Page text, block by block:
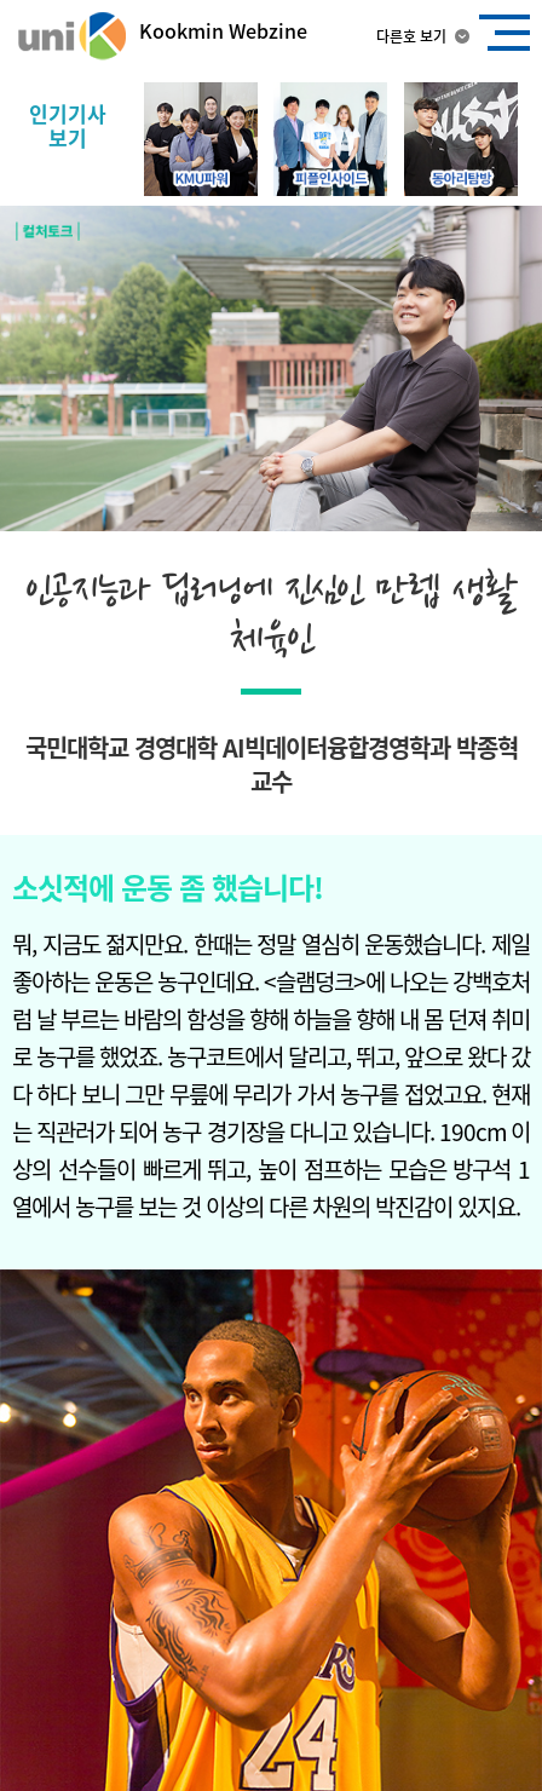
Kookmin Webzine 다른호 보기
인기기사
보기
인공지능과 딥러닝에 진심인 만렙 생활
체육인
국민대학교 경영대학 AI빅데이터융합경영학과 박종혁
교수
소싯적에 운동 좀 했습니다!
뭐, 지금도 젊지만요. 한때는 정말 열심히 운동했습니다. 제일
좋아하는 운동은 농구인데요. <슬램덩크>에 나오는 강백호처
럼 날 부르는 바람의 함성을 향해 하늘을 향해 내 몸 던져 취미
로 농구를 했었죠. 농구코트에서 달리고, 뛰고, 앞으로 왔다 갔
다 하다 보니 그만 무릎에 무리가 가서 농구를 접었고요. 현재
는 직관러가 되어 농구 경기장을 다니고 있습니다. 190cm 이
상의 선수들이 빠르게 뛰고, 높이 점프하는 모습은 방구석 1
열에서 농구를 보는 것 이상의 다른 차원의 박진감이 있지요.